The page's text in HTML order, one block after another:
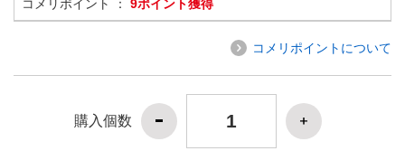
コメリポイント ： 9ポイント獲得
コメリポイントについて
購入個数